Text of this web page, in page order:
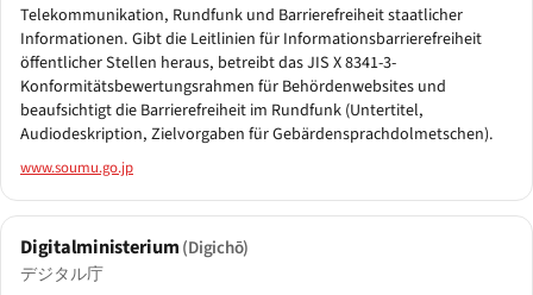
Telekommunikation, Rundfunk und Barrierefreiheit staatlicher
Informationen. Gibt die Leitlinien für Informationsbarrierefreiheit
öffentlicher Stellen heraus, betreibt das JIS X 8341-3-
Konformitätsbewertungsrahmen für Behördenwebsites und
beaufsichtigt die Barrierefreiheit im Rundfunk (Untertitel,
Audiodeskription, Zielvorgaben für Gebärdensprachdolmetschen).
www.soumu.go.jp
Digitalministerium(Digichō)
デジタル庁